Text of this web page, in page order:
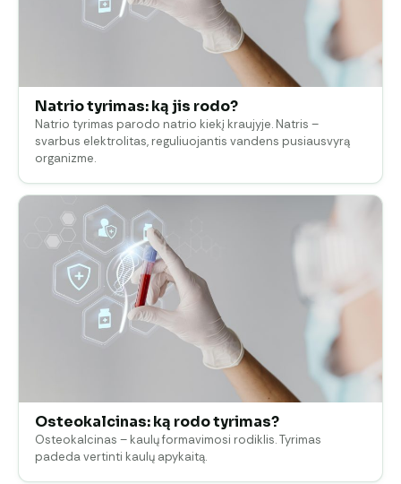
Natrio tyrimas: ką jis rodo?
Natrio tyrimas parodo natrio kiekį kraujyje. Natris –
svarbus elektrolitas, reguliuojantis vandens pusiausvyrą
organizme.
Osteokalcinas: ką rodo tyrimas?
Osteokalcinas – kaulų formavimosi rodiklis. Tyrimas
padeda vertinti kaulų apykaitą.